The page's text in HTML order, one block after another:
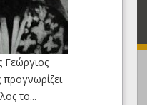
Γεώργιος
το...